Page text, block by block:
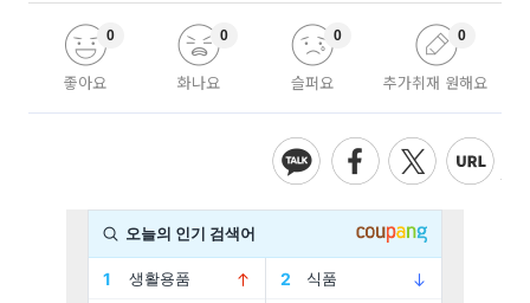
좋아요
0
화나요
0
슬퍼요
0
추가취재 원해요
0